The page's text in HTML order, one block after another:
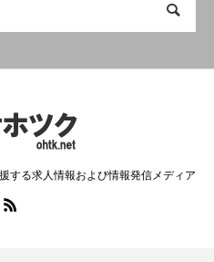
する求人情報および情報発信メディア